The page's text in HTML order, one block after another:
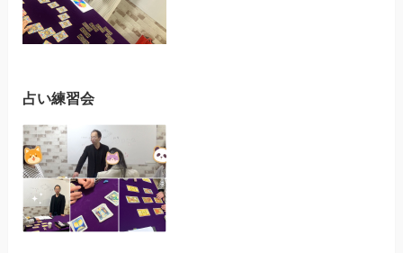
占い練習会